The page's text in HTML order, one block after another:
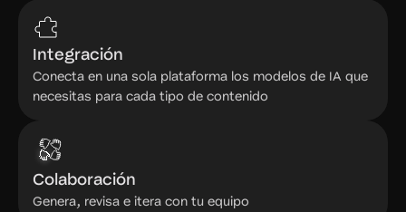
Integración
Conecta en una sola plataforma los modelos de IA que
necesitas para cada tipo de contenido
Colaboración
Genera, revisa e itera con tu equipo